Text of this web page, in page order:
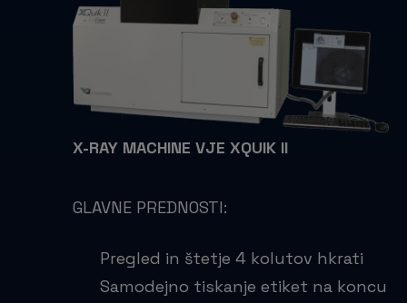
X-RAY MACHINE VJE XQUIK II
GLAVNE PREDNOSTI:
Pregled in štetje 4 kolutov hkrati
Samodejno tiskanje etiket na koncu